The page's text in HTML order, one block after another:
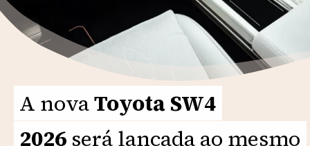
A novaToyota SW4
2026 será lançada ao mesmo
A novaToyota SW4
2026 será lançada ao mesmo